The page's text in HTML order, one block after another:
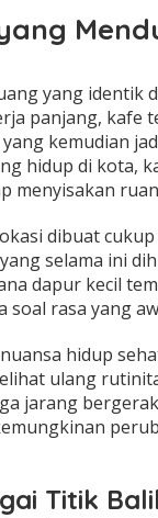
yang identik
panjang, kafe
kemudian
hidup di kota,
menyisakan
dibuat
selama ini
dapur kecil
soal rasa yang
hidup
ulang
jarang
Titik